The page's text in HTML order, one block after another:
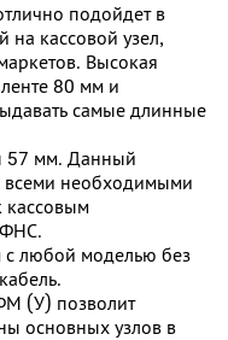
подойдет в
на кассовой узел,
Высокая
80 мм и
самые длинные
57 мм. Данный
всеми необходимыми
кассовым
ФНС.
с любой моделью без
(У) позволит
основных узлов в